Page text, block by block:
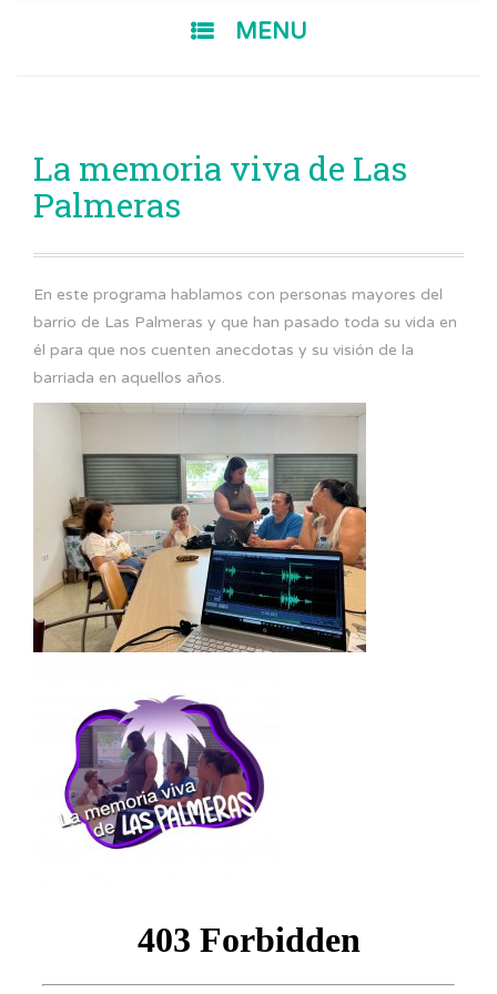
MENU
La memoria viva de Las
Palmeras
En este programa hablamos con personas mayores del
barrio de Las Palmeras y que han pasado toda su vida en
él para que nos cuenten anecdotas y su visión de la
barriada en aquellos años.